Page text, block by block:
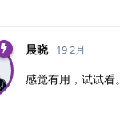
晨晓 19 2月
感觉有用，试试看。